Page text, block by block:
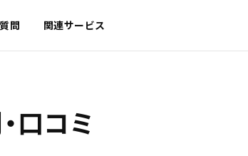
問 関連サービス
口コミ